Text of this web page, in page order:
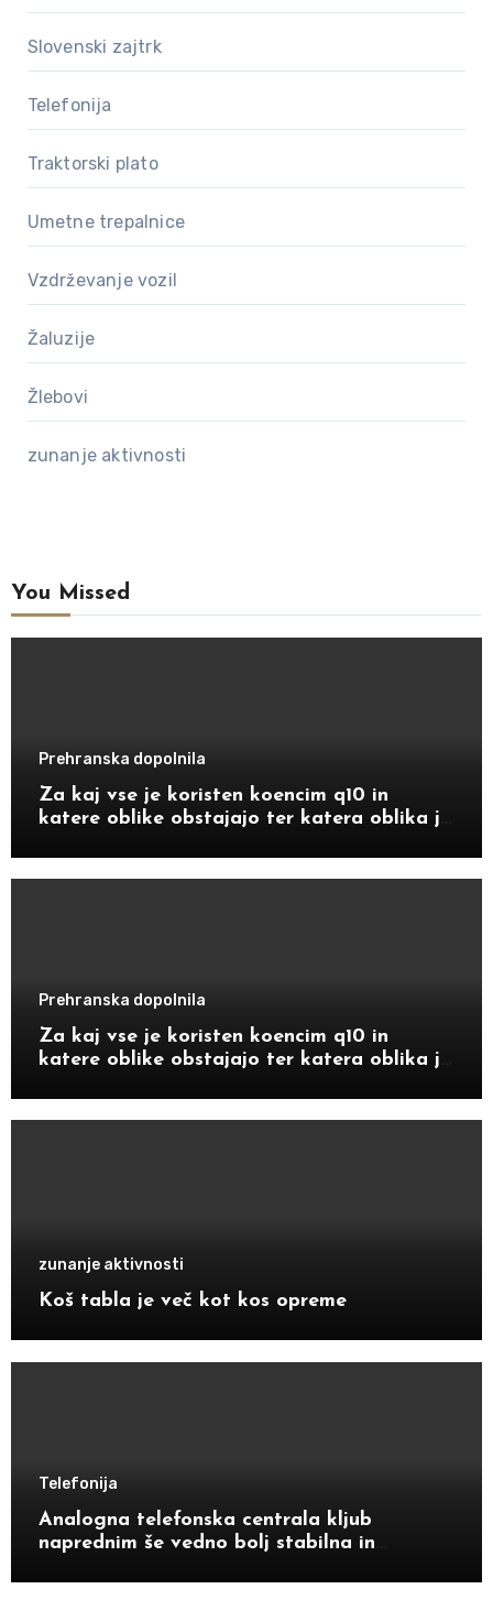
Slovenski zajtrk
Telefonija
Traktorski plato
Umetne trepalnice
Vzdrževanje vozil
Žaluzije
Žlebovi
zunanje aktivnosti
You Missed
Prehranska dopolnila
Za kaj vse je koristen koencim q10 in
katere oblike obstajajo ter katera oblika je
Prehranska dopolnila
Za kaj vse je koristen koencim q10 in
katere oblike obstajajo ter katera oblika je
zunanje aktivnosti
Koš tabla je več kot kos opreme
Telefonija
Analogna telefonska centrala kljub
naprednim še vedno bolj stabilna in